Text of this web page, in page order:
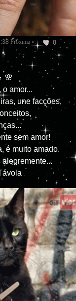
Próxima » 0
🌸
o amor...
une facções,
sem amor!
é muito amado.